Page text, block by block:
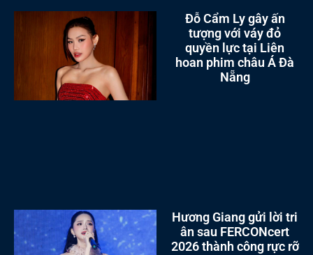
Đỗ Cẩm Ly gây ấn
tượng với váy đỏ
quyền lực tại Liên
hoan phim châu Á Đà
Nẵng
Hương Giang gửi lời tri
ân sau FERCONcert
2026 thành công rực rỡ